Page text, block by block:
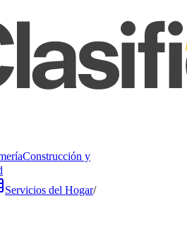
Construcción y
Servicios del Hogar/